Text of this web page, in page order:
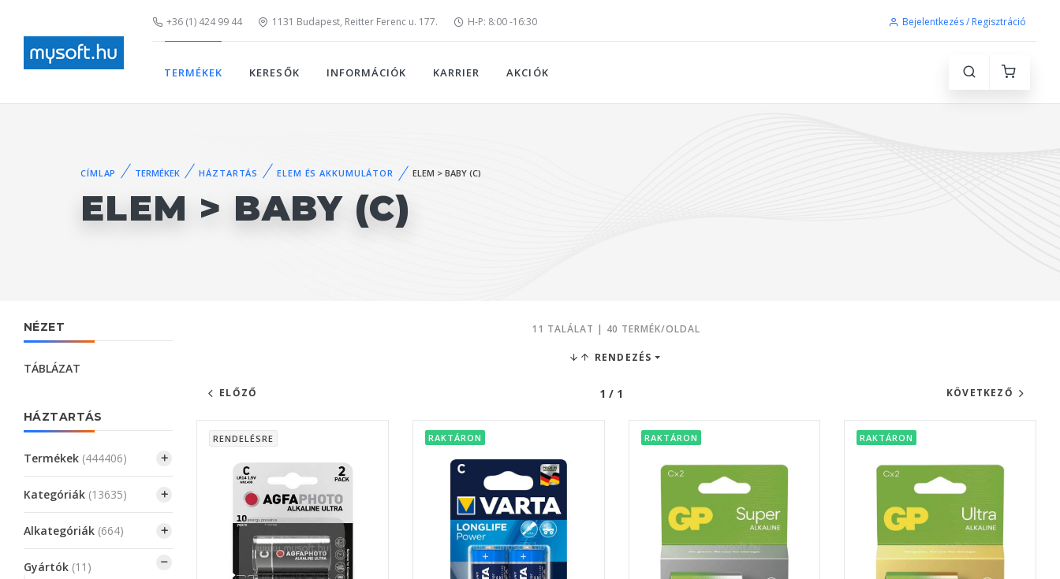
+36 (1) 424 99 44 1131 Budapest, Reitter Ferenc u. 177. H-P: 8:00 -16:30 Bejelentkezés / Regisztráció
TERMÉKEK KERESŐK INFORMÁCIÓK KARRIER AKCIÓK
CÍMLAP TERMÉKEK HÁZTARTÁS ELEM ÉS AKKUMULÁTOR ELEM > BABY (C)
ELEM > BABY (C)
NÉZET
TÁBLÁZAT
HÁZTARTÁS
Termékek (444406)
Kategóriák (13635)
Alkategóriák (664)
Gyártók (11)
11 TALÁLAT | 40 TERMÉK/OLDAL
RENDEZÉS
ELŐZŐ 1 / 1 KÖVETKEZŐ
RENDELÉSRE RAKTÁRON RAKTÁRON RAKTÁRON